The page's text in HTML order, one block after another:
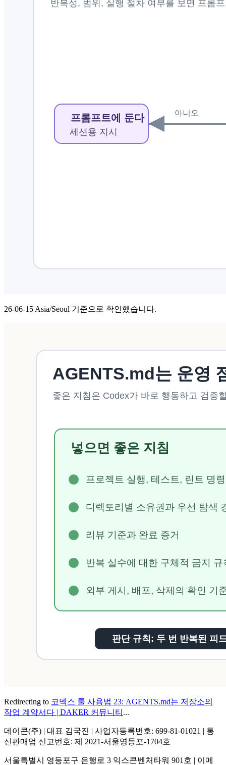
26-06-15 Asia/Seoul 기준으로 확인했습니다.
Redirecting to 코덱스 툴 사용법 23: AGENTS.md는 저장소의
작업 계약서다 | DAKER 커뮤니티 ...
데이콘(주) | 대표 김국진 | 사업자등록번호: 699-81-01021 | 통
신판매업 신고번호: 제 2021-서울영등포-1704호
서울특별시 영등포구 은행로 3 익스콘벤처타워 901호 | 이메